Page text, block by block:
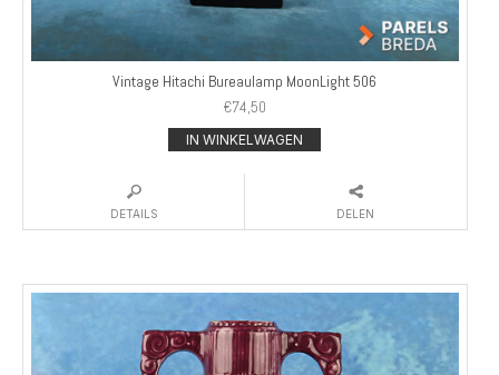
Vintage Hitachi Bureaulamp MoonLight 506
€74,50
IN WINKELWAGEN
DETAILS DELEN